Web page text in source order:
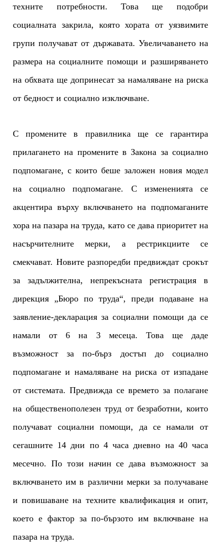
техните потребности. Това ще подобри
социалната закрила, която хората от уязвимите
групи получават от държавата. Увеличаването на
размера на социалните помощи и разширяването
на обхвата ще допринесат за намаляване на риска
от бедност и социално изключване.
С промените в правилника ще се гарантира
прилагането на промените в Закона за социално
подпомагане, с които беше заложен новия модел
на социално подпомагане. С измененията се
акцентира върху включването на подпомаганите
хора на пазара на труда, като се дава приоритет на
насърчителните мерки, а рестрикциите се
смекчават. Новите разпоредби предвиждат срокът
за задължителна, непрекъсната регистрация в
дирекция „Бюро по труда“, преди подаване на
заявление-декларация за социални помощи да се
намали от 6 на 3 месеца. Това ще даде
възможност за по-бърз достъп до социално
подпомагане и намаляване на риска от изпадане
от системата. Предвижда се времето за полагане
на общественополезен труд от безработни, които
получават социални помощи, да се намали от
сегашните 14 дни по 4 часа дневно на 40 часа
месечно. По този начин се дава възможност за
включването им в различни мерки за получаване
и повишаване на техните квалификация и опит,
което е фактор за по-бързото им включване на
пазара на труда.